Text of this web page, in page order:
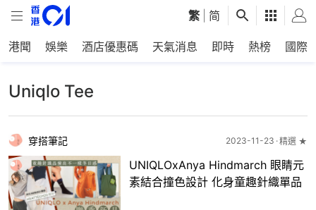
繁 简
港聞 娛樂 酒店優惠碼 天氣消息 即時 熱榜 國際
Uniqlo Tee
穿搭筆記 2023-11-23 精選 ★
UNIQLOxAnya Hindmarch 眼睛元
素結合撞色設計 化身童趣針織單品